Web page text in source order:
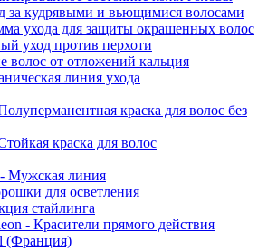
за кудрявыми и вьющимися волосами
ухода для защиты окрашенных волос
уход против перхоти
волос от отложений кальция
линия ухода
краска для волос без
краска для волос
Мужская линия
для осветления
стайлинга
- Красители прямого действия
(Франция)